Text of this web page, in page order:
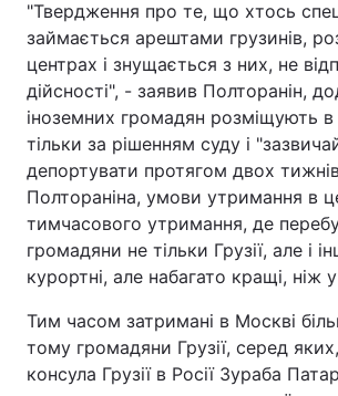
"Твердження про те, що хтось
займається арештами грузинів,
центрах і знущається з них, не
дійсності", - заявив Полторанін,
іноземних громадян розміщують в
тільки за рішенням суду і
депортувати протягом двох
Полтораніна, умови утримання в
тимчасового утримання, де
громадяни не тільки Грузії, але і
курортні, але набагато кращі, ніж
Тим часом затримані в Москві
тому громадяни Грузії, серед
консула Грузії в Росії Зураба